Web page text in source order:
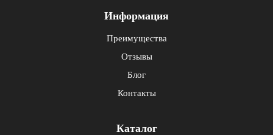
Информация
Преимущества
Отзывы
Блог
Контакты
Каталог